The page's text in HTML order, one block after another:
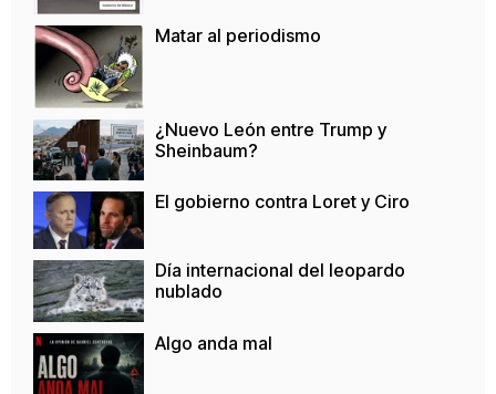
Matar al periodismo
¿Nuevo León entre Trump y
Sheinbaum?
El gobierno contra Loret y Ciro
Día internacional del leopardo
nublado
Algo anda mal